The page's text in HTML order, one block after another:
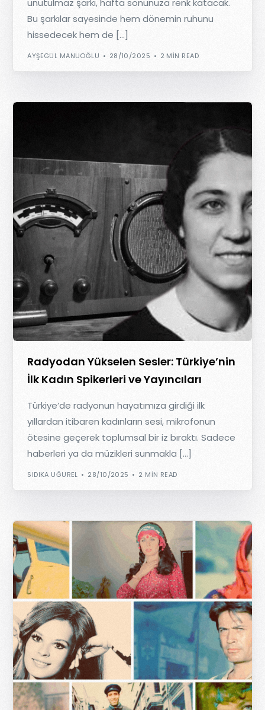
unutulmaz şarkı, hafta sonunuza renk katacak.
Bu şarkılar sayesinde hem dönemin ruhunu
hissedecek hem de […]
AYŞEGÜL MANUOĞLU 28/10/2025 2 MIN READ
Radyodan Yükselen Sesler: Türkiye’nin
İlk Kadın Spikerleri ve Yayıncıları
Türkiye’de radyonun hayatımıza girdiği ilk
yıllardan itibaren kadınların sesi, mikrofonun
ötesine geçerek toplumsal bir iz bıraktı. Sadece
haberleri ya da müzikleri sunmakla […]
SIDIKA UĞUREL 28/10/2025 2 MIN READ